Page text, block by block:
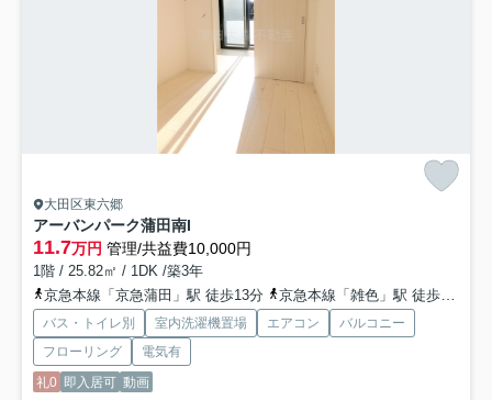
大田区東六郷
アーバンパーク蒲田南I
11.7万円 管理/共益費10,000円
1階 / 25.82㎡ / 1DK /築3年
京急本線「京急蒲田」駅 徒歩13分
京急本線「雑色」駅 徒歩10分
バス・トイレ別 室内洗濯機置場 エアコン
バルコニー
フローリング
電気有
礼0 即入居可 動画